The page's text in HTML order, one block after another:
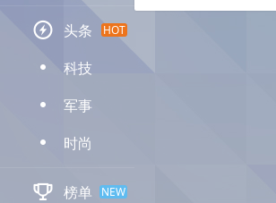
 头条 HOT
D 科技
D 军事
D 时尚
 榜单 NEW